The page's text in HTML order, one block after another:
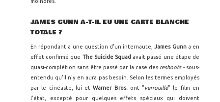
JAMES GUNN A-T-IL EU UNE CARTE BLANCHE
TOTALE ?
En répondant à une question d'un internaute,James Gunn a en
effet confirmé que The Suicide Squad avait passé une étape de
quasi-complétion sans être passé par la case des reshoots- sous-
entendu qu'il n'y en aura pas besoin. Selon les termes employés
par le cinéaste, lui etWarner Bros. ont "verrouillé" le film en
l'état, excepté pour quelques effets spéciaux qui doivent